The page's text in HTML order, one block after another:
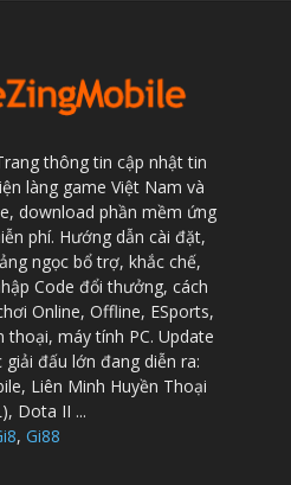
thông tin cập nhật tin
làng game Việt Nam và
download phần mềm ứng
phí. Hướng dẫn cài đặt,
ngọc bổ trợ, khắc chế,
Code đổi thưởng, cách
Online, Offline, ESports,
máy tính PC. Update
giải đấu lớn đang diễn ra:
Liên Minh Huyền Thoại
Dota II ...
, Gi88